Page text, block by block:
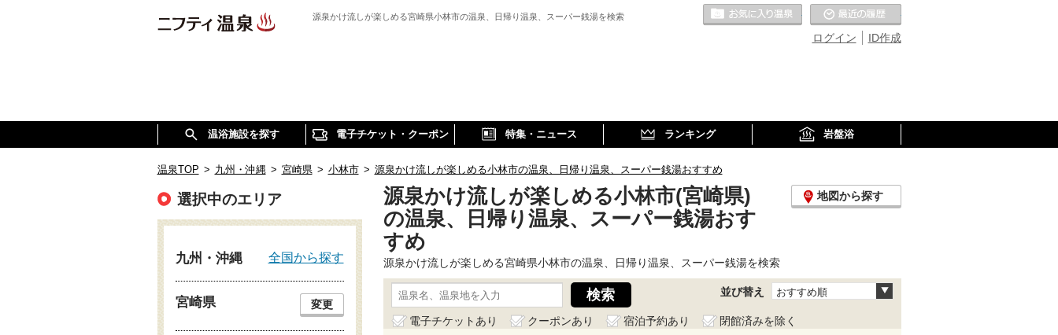
源泉かけ流しが楽しめる宮崎県小林市の温泉、日帰り温泉、スーパー銭湯を検索
ID作成
ログイン
お気に入りの温泉
温浴施設を探す 電子チケット・クーポン 特集・ニュース ランキング 岩盤浴
温泉TOP > 九州・沖縄 > 宮崎県 > 小林市 > 源泉かけ流しが楽しめる小林市の温泉、日帰り温泉、スーパー銭湯おすすめ
源泉かけ流しが楽しめる小林市(宮崎県)
の温泉、日帰り温泉、スーパー銭湯おす
すめ
地図から探す
源泉かけ流しが楽しめる宮崎県小林市の温泉、日帰り温泉、スーパー銭湯を検索
並び替え おすすめ順
電子チケットあり クーポンあり 宿泊予約あり
閉館済みを除く
選択中のエリア
九州・沖縄 全国から探す
宮崎県 変更